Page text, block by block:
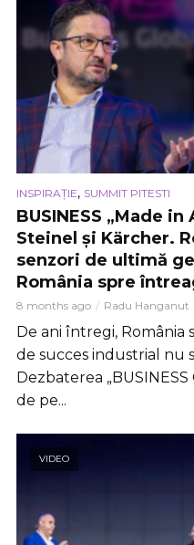
INSPIRAȚIE, SUMMIT PITESTI
BUSINESS „Made
Steinel și Kärcher.
senzori de ultimă
România spre
8 months ago Radu Hanganut
De ani întregi,
de succes industrial nu
Dezbaterea „BUSINESS
de pe...
VIDEO